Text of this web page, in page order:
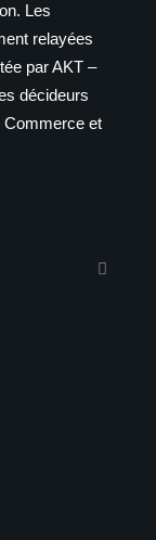
Les
relayées
par AKT –
décideurs
Commerce et